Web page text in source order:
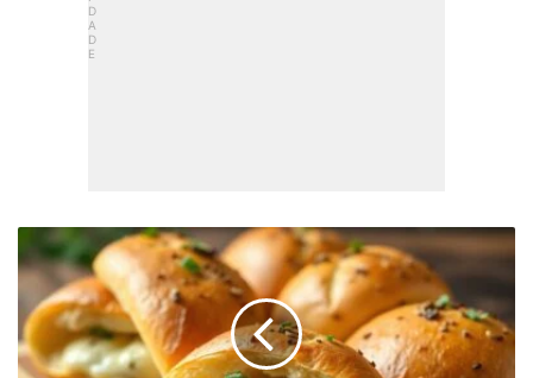
Pão
De
Alho
Para
Churrasco:
Caseiro,
Cremoso